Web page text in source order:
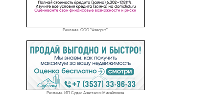
Реклама. ООО "Фаворит"
Реклама. ИП Судас Анастасия Михайловна